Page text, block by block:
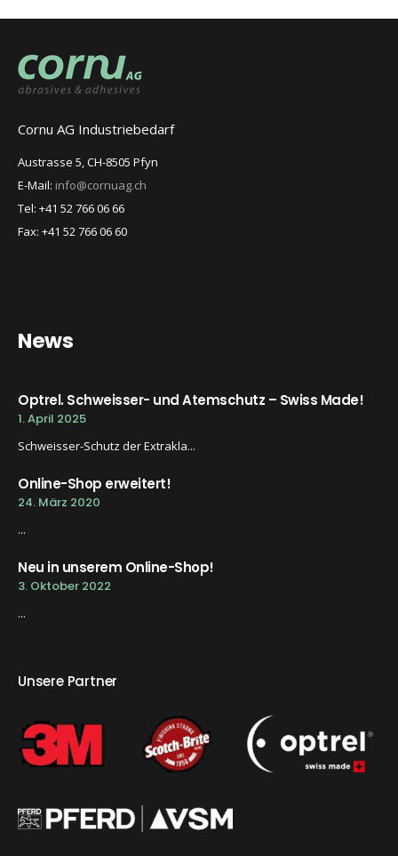
Cornu AG Industriebedarf
Austrasse 5, CH-8505 Pfyn
E-Mail: info@cornuag.ch
Tel: +41 52 766 06 66
Fax: +41 52 766 06 60
News
Optrel. Schweisser- und Atemschutz – Swiss Made!
1. April 2025
Schweisser-Schutz der Extrakla...
Online-Shop erweitert!
24. März 2020
...
Neu in unserem Online-Shop!
3. Oktober 2022
...
Unsere Partner